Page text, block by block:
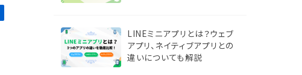
LINEミニアプリとは？ウェブ
アプリ、ネイティブアプリとの
違いについても解説